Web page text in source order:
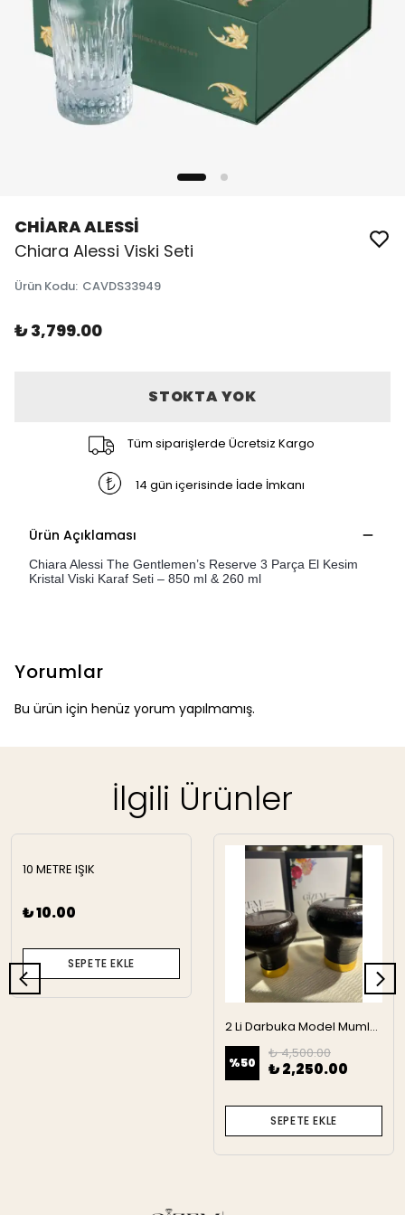
CHİARA ALESSİ
Chiara Alessi Viski Seti
Ürün Kodu: CAVDS33949
₺ 3,799.00
STOKTA YOK
Tüm siparişlerde Ücretsiz Kargo
14 gün içerisinde İade İmkanı
Ürün Açıklaması
Chiara Alessi The Gentlemen’s Reserve 3 Parça El Kesim
Kristal Viski Karaf Seti – 850 ml & 260 ml
Yorumlar
Bu ürün için henüz yorum yapılmamış.
İlgili Ürünler
10 METRE IŞIK
₺ 10.00
SEPETE EKLE
2 Li Darbuka Model Mumluk
%50
₺ 4,500.00
₺ 2,250.00
SEPETE EKLE